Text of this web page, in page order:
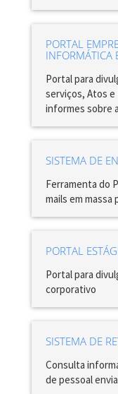
PORTAL
INFORMÁTICA
Portal para
serviços, Atos
informes sobre
SISTEMA DE
Ferramenta do
mails em massa
PORTAL
Portal para
corporativo
SISTEMA DE
Consulta
de pessoal